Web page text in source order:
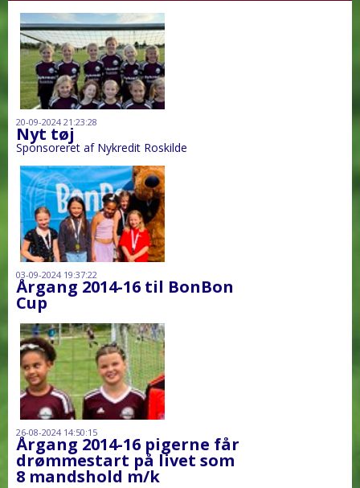
20-09-2024 21:23:28
Nyt tøj
Sponsoreret af Nykredit Roskilde
03-09-2024 19:37:22
Årgang 2014-16 til BonBon
Cup
26-08-2024 14:50:15
Årgang 2014-16 pigerne får
drømmestart på livet som
8 mandshold m/k